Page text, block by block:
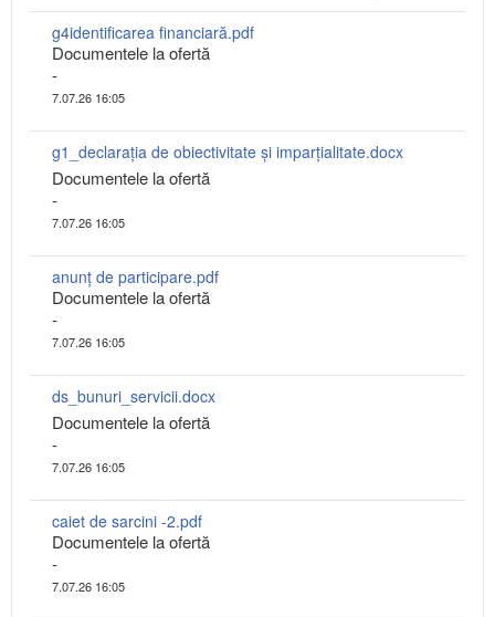
g4identificarea financiară.pdf
Documentele la ofertă
-
7.07.26 16:05
g1_declarația de obiectivitate și imparțialitate.docx
Documentele la ofertă
-
7.07.26 16:05
anunț de participare.pdf
Documentele la ofertă
-
7.07.26 16:05
ds_bunuri_servicii.docx
Documentele la ofertă
-
7.07.26 16:05
caiet de sarcini -2.pdf
Documentele la ofertă
-
7.07.26 16:05